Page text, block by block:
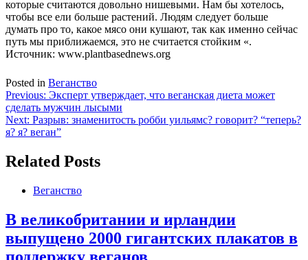
которые считаются довольно нишевыми. Нам бы хотелось,
чтобы все ели больше растений. Людям следует больше
думать про то, какое мясо они кушают, так как именно сейчас
путь мы приближаемся, это не считается стойким «.
Источник: www.plantbasednews.org
Posted in Веганство
Навигация
по
записям
Previous: Эксперт утверждает, что веганская диета может
сделать мужчин лысыми
Next: Разрыв: знаменитость робби уильямс? говорит? “теперь?
я? я? веган”
Related Posts
Веганство
В великобритании и ирландии
выпущено 2000 гигантских плакатов в